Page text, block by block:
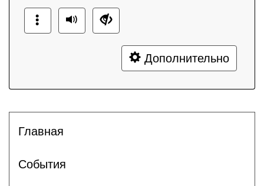
Дополнительно
Главная
События